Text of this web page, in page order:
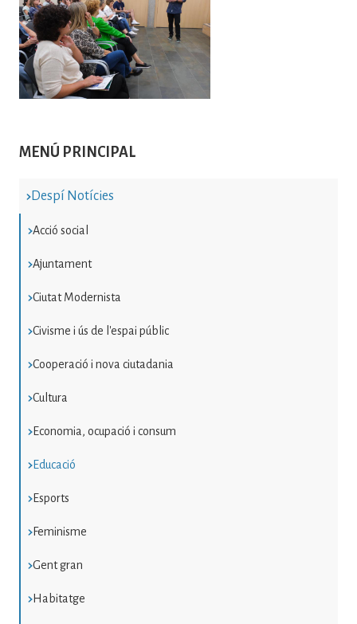
MENÚ PRINCIPAL
Despí Notícies
Acció social
Ajuntament
Ciutat Modernista
Civisme i ús de l'espai públic
Cooperació i nova ciutadania
Cultura
Economia, ocupació i consum
Educació
Esports
Feminisme
Gent gran
Habitatge